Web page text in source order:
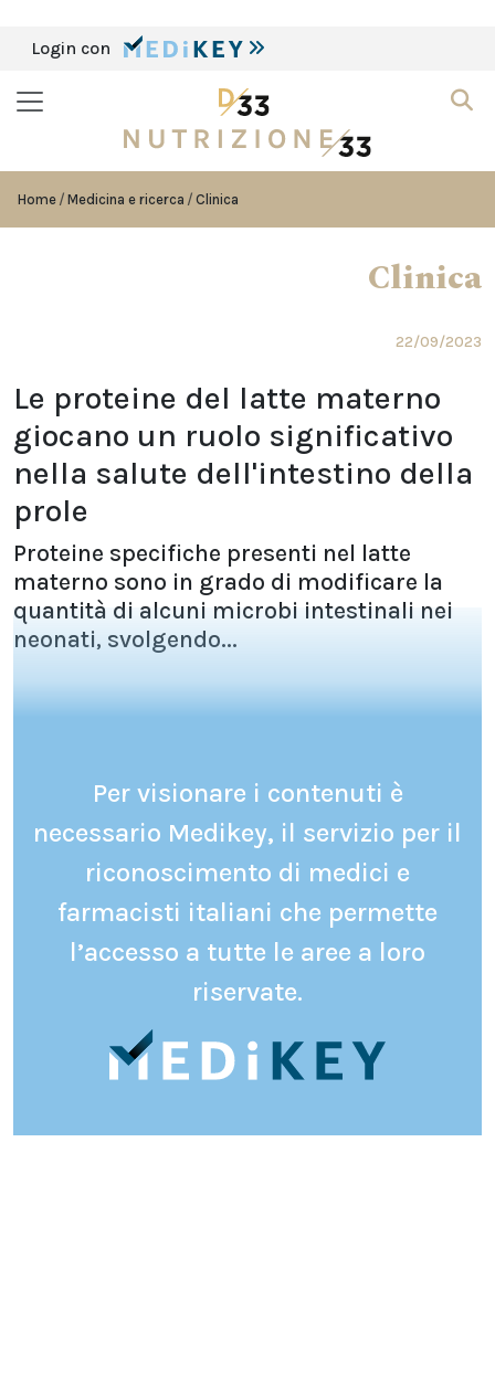
Login con
Home Medicina e ricerca Clinica
Clinica
22/09/2023
Le proteine del latte materno
giocano un ruolo significativo
nella salute dell'intestino della
prole
Proteine specifiche presenti nel latte
materno sono in grado di modificare la
quantità di alcuni microbi intestinali nei
neonati, svolgendo...
Per visionare i contenuti è
necessario Medikey, il servizio per il
riconoscimento di medici e
farmacisti italiani che permette
l’accesso a tutte le aree a loro
riservate.